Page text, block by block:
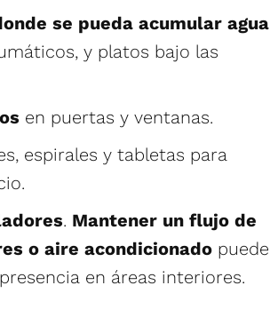
se pueda acumular agua
y platos bajo las
en puertas y ventanas.
espirales y tabletas para
. Mantener un flujo de
o aire acondicionado puede
en áreas interiores.